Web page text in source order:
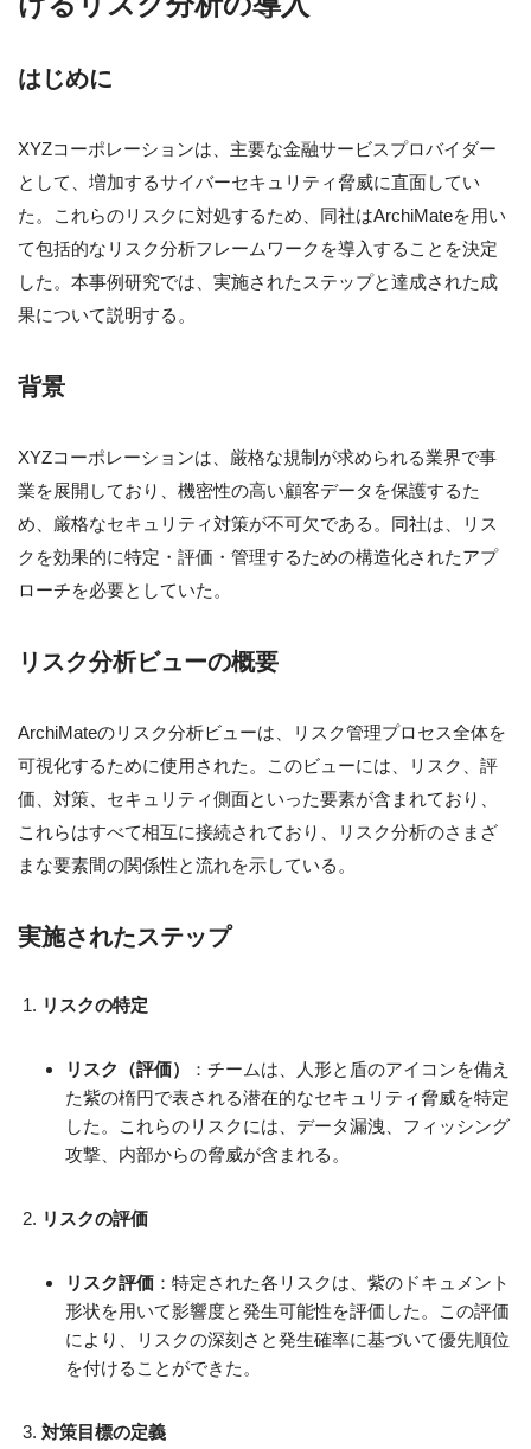
はじめに
XYZコーポレーションは、主要な金融サービスプロバイダー
として、増加するサイバーセキュリティ脅威に直面してい
た。これらのリスクに対処するため、同社はArchiMateを用い
て包括的なリスク分析フレームワークを導入することを決定
した。本事例研究では、実施されたステップと達成された成
果について説明する。
背景
XYZコーポレーションは、厳格な規制が求められる業界で事
業を展開しており、機密性の高い顧客データを保護するた
め、厳格なセキュリティ対策が不可欠である。同社は、リス
クを効果的に特定・評価・管理するための構造化されたアプ
ローチを必要としていた。
リスク分析ビューの概要
ArchiMateのリスク分析ビューは、リスク管理プロセス全体を
可視化するために使用された。このビューには、リスク、評
価、対策、セキュリティ側面といった要素が含まれており、
これらはすべて相互に接続されており、リスク分析のさまざ
まな要素間の関係性と流れを示している。
実施されたステップ
リスクの特定
リスク（評価）
：チームは、人形と盾のアイコンを備え
た紫の楕円で表される潜在的なセキュリティ脅威を特定
した。これらのリスクには、データ漏洩、フィッシング
攻撃、内部からの脅威が含まれる。
リスクの評価
リスク評価 ：特定された各リスクは、紫のドキュメント
形状を用いて影響度と発生可能性を評価した。この評価
により、リスクの深刻さと発生確率に基づいて優先順位
を付けることができた。
対策目標の定義